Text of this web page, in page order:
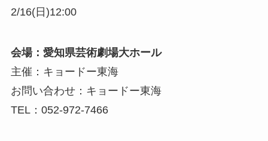
2/16(日)12:00
会場：愛知県芸術劇場大ホール
主催：キョードー東海
お問い合わせ：キョードー東海
TEL：052-972-7466